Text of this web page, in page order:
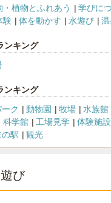
・植物とふれあう 学びに
験 体を動かす 水遊び
ンキング
ンキング
ク 動物園 牧場 水族館
科学館 工場見学 体験施設
の駅 観光
び